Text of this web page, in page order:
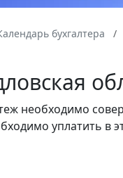
бухгалтера
необходимо
уплатить в